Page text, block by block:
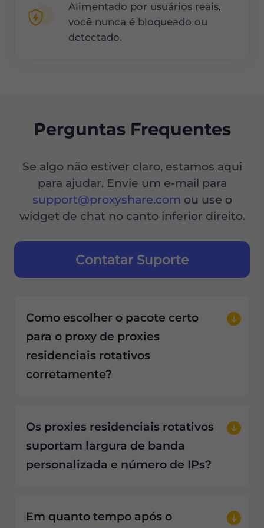
Alimentado por usuários reais,
você nunca é bloqueado ou
detectado.
Perguntas Frequentes
Se algo não estiver claro, estamos aqui
para ajudar. Envie um e-mail para
support@proxyshare.com ou use o
widget de chat no canto inferior direito.
Contatar Suporte
Como escolher o pacote certo
para o proxy de proxies
residenciais rotativos
corretamente?
Os proxies residenciais rotativos
suportam largura de banda
personalizada e número de IPs?
Em quanto tempo após o